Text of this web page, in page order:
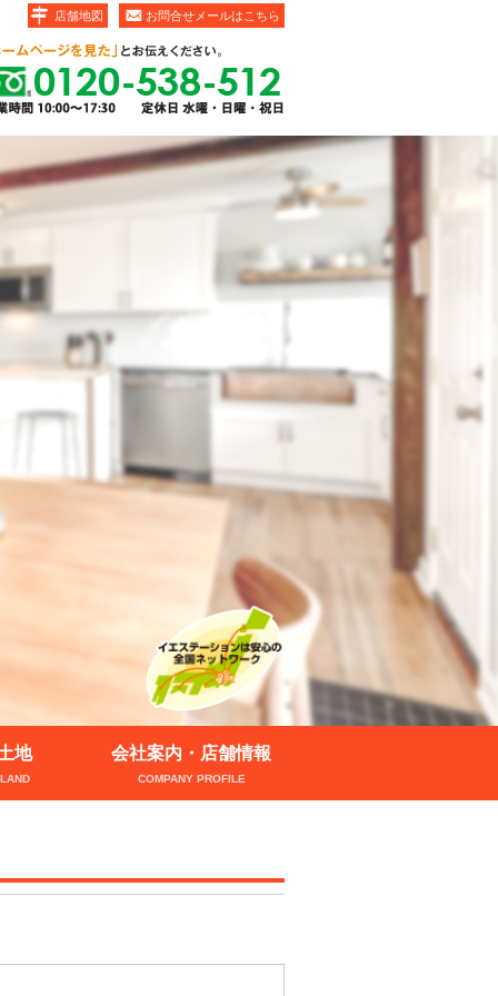
店舗地図 お問合せメールはこちら
地
LAND
会社案内・店舗情報
COMPANY PROFILE